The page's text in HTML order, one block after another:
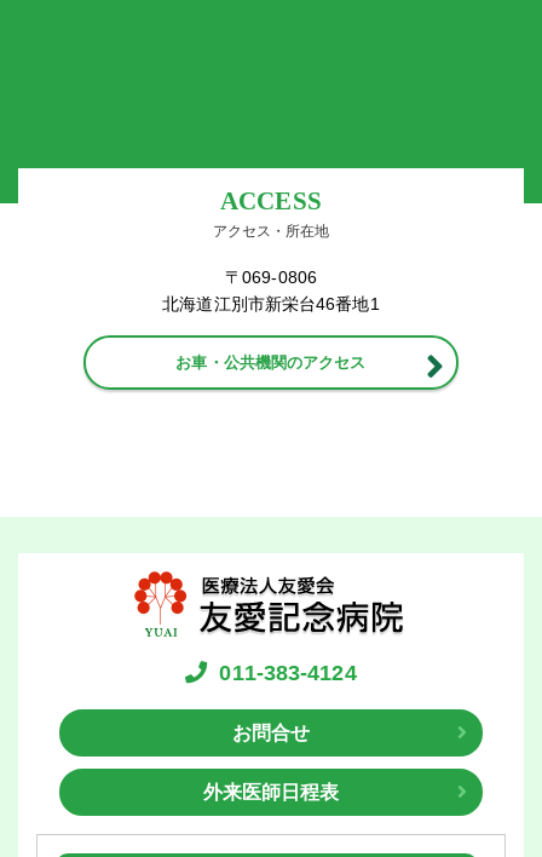
ACCESS
アクセス・所在地
〒069-0806
北海道江別市新栄台46番地1
お車・公共機関のアクセス
011-383-4124
お問合せ
外来医師日程表